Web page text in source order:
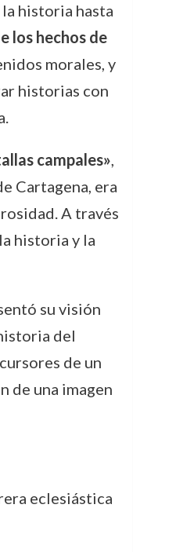
historia hasta
los hechos de
morales, y
historias con
campales»,
Cartagena, era
A través
historia y la
su visión
del
de un
de una imagen
eclesiástica